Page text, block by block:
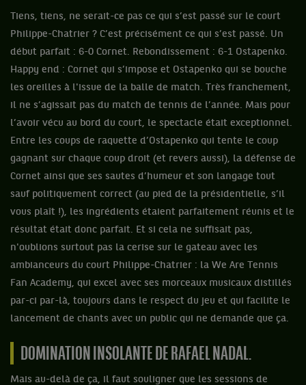
Tiens, tiens, ne serait-ce pas ce qui s’est passé sur le court
Philippe-Chatrier ? C’est précisément ce qui s’est passé. Un
début parfait : 6-0 Cornet. Rebondissement : 6-1 Ostapenko.
Happy end : Cornet qui s’impose et Ostapenko qui se bouche
les oreilles à l'issue de la balle de match. Très franchement,
il ne s’agissait pas du match de tennis de l’année. Mais pour
l’avoir vécu au bord du court, le spectacle était exceptionnel.
Entre les coups de raquette d’Ostapenko qui tente le coup
gagnant sur chaque coup droit (et revers aussi), la défense de
Cornet ainsi que ses sautes d’humeur et son langage tout
sauf politiquement correct (au pied de la présidentielle, s’il
vous plaît !), les ingrédients étaient parfaitement réunis et le
résultat était donc parfait. Et si cela ne suffisait pas,
n'oublions surtout pas la cerise sur le gateau avec les
ambianceurs du court Philippe-Chatrier : la We Are Tennis
Fan Academy, qui excel avec ses morceaux musicaux distillés
par-ci par-là, toujours dans le respect du jeu et qui facilite le
lancement de chants avec un public qui ne demande que ça.
DOMINATION INSOLANTE DE RAFAEL NADAL.
Mais au-delà de ça, il faut souligner que les sessions de